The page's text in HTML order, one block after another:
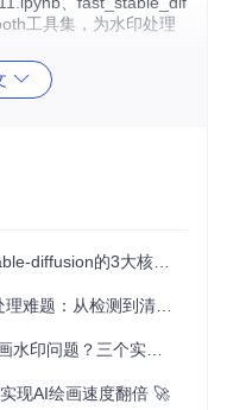
工具集，为水印处理
赖包可通过Dependenc
模型路径即可：
模块与2种解决方案实现创作自由
从检测到清理的完整指南
题？三个实用方案分享
现AI绘画速度翻倍 🚀